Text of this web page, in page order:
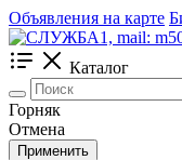
Объявления на карте
Каталог
Горняк
Отмена
Применить